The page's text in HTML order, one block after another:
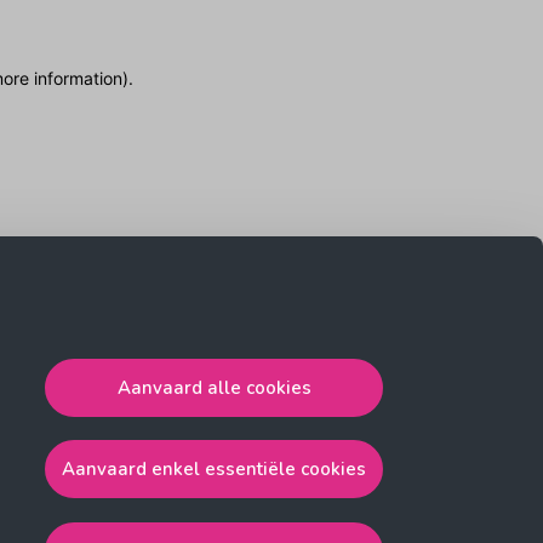
Aanvaard alle cookies
Aanvaard enkel essentiële cookies
information).